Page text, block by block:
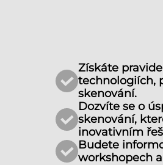
Získáte
technologiích,
skenování.
Dozvíte se o
skenování,
inovativním
Budete
workshopech